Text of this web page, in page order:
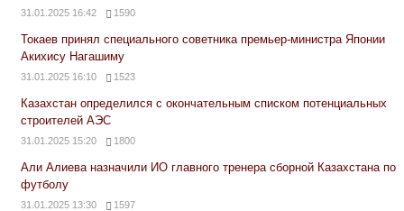
31.01.2025 16:42 1590
Токаев принял специального советника премьер-министра Японии
Акихису Нагашиму
31.01.2025 16:10 1523
Казахстан определился с окончательным списком потенциальных
строителей АЭС
31.01.2025 15:20 1800
Али Алиева назначили ИО главного тренера сборной Казахстана по
футболу
31.01.2025 13:30 1597